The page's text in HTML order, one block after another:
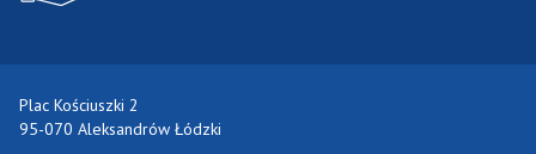
Plac Kościuszki 2
95-070 Aleksandrów Łódzki